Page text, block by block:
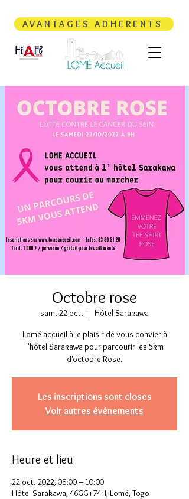
AVANTAGES ADHERENTS
Octobre rose
sam. 22 oct.
  |
Hôtel Sarakawa
Lomé accueil à le plaisir de vous convier à
l'hôtel Sarakawa pour parcourir les 5km
d'octobre Rose.
Les inscriptions sont closes
Voir autres événements
Heure et lieu
22 oct. 2022, 08:00 – 10:00
Hôtel Sarakawa, 46GG+74H, Lomé, Togo